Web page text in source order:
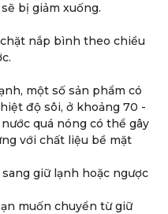
bị giảm xuống.
nắp bình theo chiều
một số sản phẩm có
độ sôi, ở khoảng 70 -
quá nóng có thể gây
với chất liệu bề mặt
giữ lạnh hoặc ngược
muốn chuyển từ giữ